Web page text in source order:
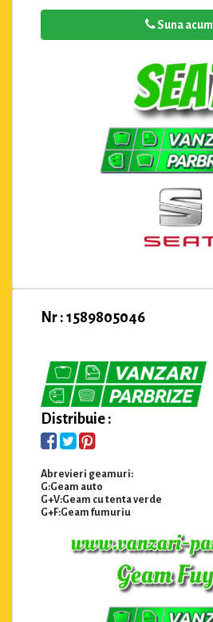
Suna acum
Nr : 1589805046
Distribuie :
Abrevieri geamuri:
G:Geam auto
G+V:Geam cu tenta verde
G+F:Geam fumuriu